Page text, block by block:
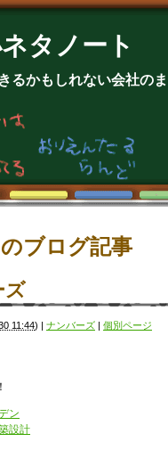
タノート
るかもしれない会社の
のブログ記事
ズ
11:44) | ナンバーズ | 個別ページ
ン
設計